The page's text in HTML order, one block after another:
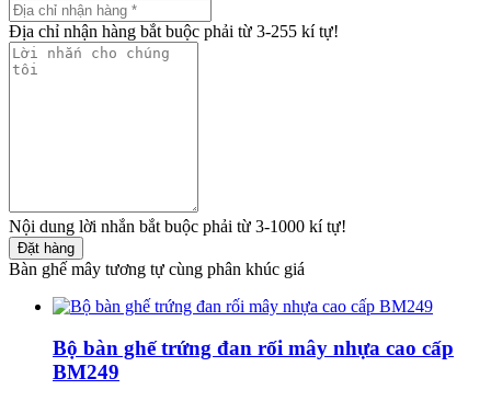
Địa chỉ nhận hàng bắt buộc phải từ 3-255 kí tự!
Nội dung lời nhắn bắt buộc phải từ 3-1000 kí tự!
Đặt hàng
Bàn ghế mây tương tự cùng phân khúc giá
Bộ bàn ghế trứng đan rối mây nhựa cao cấp
BM249